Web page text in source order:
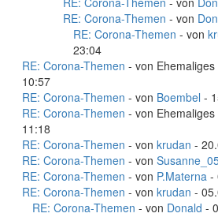
RE: Corona-Themen - von
RE: Corona-Themen - von
23:04
RE: Corona-Themen - von
10:57
RE: Corona-Themen - von Boembel -
RE: Corona-Themen - von
11:18
RE: Corona-Themen - von krudan -
RE: Corona-Themen - von
RE: Corona-Themen - von P.Materna -
RE: Corona-Themen - von krudan -
RE: Corona-Themen - von Donald -